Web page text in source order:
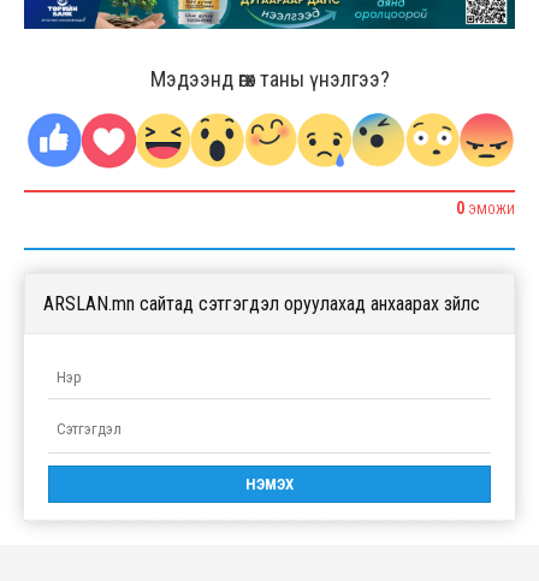
Мэдээнд өгөх таны үнэлгээ?
0 ЭМОЖИ
ARSLAN.mn сайтад сэтгэгдэл оруулахад анхаарах зүйлс